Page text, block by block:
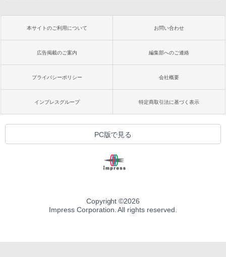
本サイトのご利用について お問い合わせ
広告掲載のご案内 編集部へのご連絡
プライバシーポリシー 会社概要
インプレスグループ 特定商取引法に基づく表示
PC版で見る
Copyright ©2026
Impress Corporation. All rights reserved.